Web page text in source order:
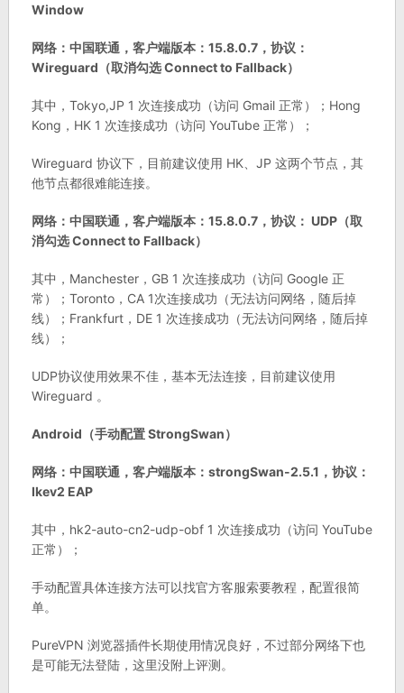
Window
网络：中国联通，客户端版本：15.8.0.7，协议：
Wireguard（取消勾选 Connect to Fallback）
其中，Tokyo,JP 1 次连接成功（访问 Gmail 正常）；Hong
Kong，HK 1 次连接成功（访问 YouTube 正常）；
Wireguard 协议下，目前建议使用 HK、JP 这两个节点，其
他节点都很难能连接。
网络：中国联通，客户端版本：15.8.0.7，协议： UDP（取
消勾选 Connect to Fallback）
其中，Manchester，GB 1 次连接成功（访问 Google 正
常）；Toronto，CA 1次连接成功（无法访问网络，随后掉
线）；Frankfurt，DE 1 次连接成功（无法访问网络，随后掉
线）；
UDP协议使用效果不佳，基本无法连接，目前建议使用
Wireguard 。
Android（手动配置 StrongSwan）
网络：中国联通，客户端版本：strongSwan-2.5.1，协议：
Ikev2 EAP
其中，hk2-auto-cn2-udp-obf 1 次连接成功（访问 YouTube
正常）；
手动配置具体连接方法可以找官方客服索要教程，配置很简
单。
PureVPN 浏览器插件长期使用情况良好，不过部分网络下也
是可能无法登陆，这里没附上评测。